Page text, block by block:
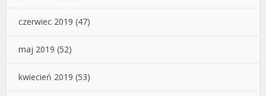
czerwiec 2019 (47)
maj 2019 (52)
kwiecień 2019 (53)